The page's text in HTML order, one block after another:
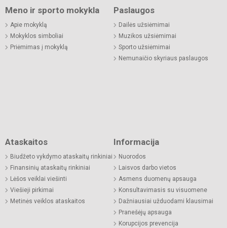
Meno ir sporto mokykla
Apie mokyklą
Mokyklos simboliai
Priėmimas į mokyklą
Paslaugos
Dailės užsiėmimai
Muzikos užsiėmimai
Sporto užsiėmimai
Nemunaičio skyriaus paslaugos
Ataskaitos
Biudžeto vykdymo ataskaitų rinkiniai
Finansinių ataskaitų rinkiniai
Lėšos veiklai viešinti
Viešieji pirkimai
Metinės veiklos ataskaitos
Informacija
Nuorodos
Laisvos darbo vietos
Asmens duomenų apsauga
Konsultavimasis su visuomene
Dažniausiai užduodami klausimai
Pranešėjų apsauga
Korupcijos prevencija